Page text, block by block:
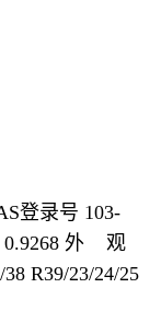
登录号 103-
0.9268 外 观
R39/23/24/25